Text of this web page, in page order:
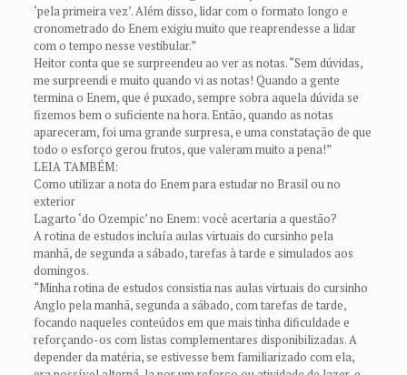
‘pela primeira vez’. Além disso, lidar com o formato longo e
cronometrado do Enem exigiu muito que reaprendesse a lidar
com o tempo nesse vestibular.”
Heitor conta que se surpreendeu ao ver as notas. “Sem dúvidas,
me surpreendi e muito quando vi as notas! Quando a gente
termina o Enem, que é puxado, sempre sobra aquela dúvida se
fizemos bem o suficiente na hora. Então, quando as notas
apareceram, foi uma grande surpresa, e uma constatação de que
todo o esforço gerou frutos, que valeram muito a pena!”
LEIA TAMBÉM:
Como utilizar a nota do Enem para estudar no Brasil ou no
exterior
Lagarto ‘do Ozempic’ no Enem: você acertaria a questão?
A rotina de estudos incluía aulas virtuais do cursinho pela
manhã, de segunda a sábado, tarefas à tarde e simulados aos
domingos.
“Minha rotina de estudos consistia nas aulas virtuais do cursinho
Anglo pela manhã, segunda a sábado, com tarefas de tarde,
focando naqueles conteúdos em que mais tinha dificuldade e
reforçando-os com listas complementares disponibilizadas. A
depender da matéria, se estivesse bem familiarizado com ela,